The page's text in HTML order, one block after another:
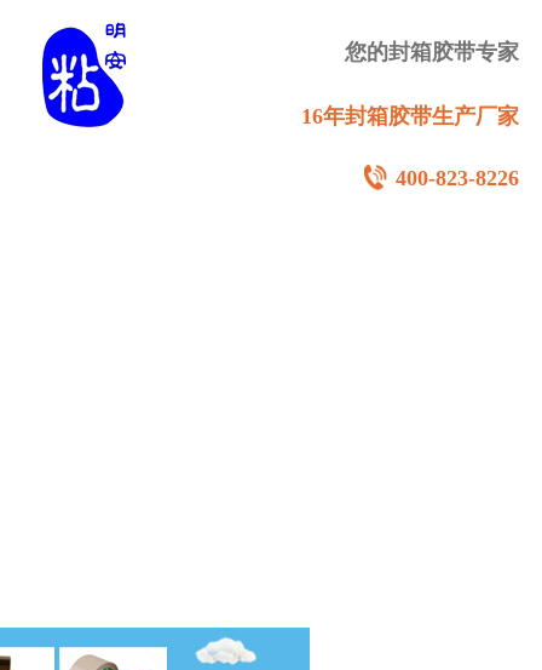
您的封箱胶带专家
16年封箱胶带生产厂家
400-823-8226